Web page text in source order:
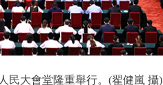
民大會堂隆重舉行。(翟健嵐 攝)